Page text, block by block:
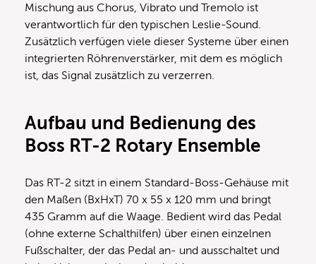
Mischung aus Chorus, Vibrato und Tremolo ist
verantwortlich für den typischen Leslie-Sound.
Zusätzlich verfügen viele dieser Systeme über einen
integrierten Röhrenverstärker, mit dem es möglich
ist, das Signal zusätzlich zu verzerren.
Aufbau und Bedienung des
Boss RT-2 Rotary Ensemble
Das RT-2 sitzt in einem Standard-Boss-Gehäuse mit
den Maßen (BxHxT) 70 x 55 x 120 mm und bringt
435 Gramm auf die Waage. Bedient wird das Pedal
(ohne externe Schalthilfen) über einen einzelnen
Fußschalter, der das Pedal an- und ausschaltet und